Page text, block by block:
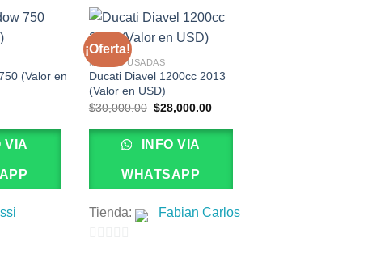
(Valor en
VIA
¡Oferta!
MOTOS USADAS
Ducati Diavel 1200cc 2013
(Valor en USD)
$30,000.00 El
original
era:
$30,000.00.
$28,000.00El
actual
INFO VIA
WHATSAPP
Tienda: Fabian Carlos